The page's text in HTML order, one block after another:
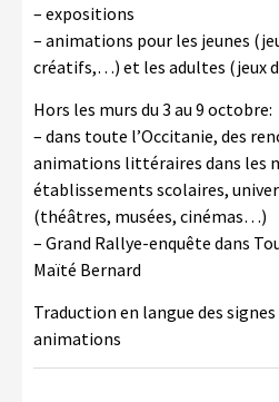
– expositions
– animations pour les jeunes
créatifs,…) et les adultes (jeux
Hors les murs du 3 au 9 octobre:
– dans toute l’Occitanie, des
animations littéraires dans les
établissements scolaires,
(théâtres, musées, cinémas…)
– Grand Rallye-enquête dans
Maïté Bernard
Traduction en langue des
animations